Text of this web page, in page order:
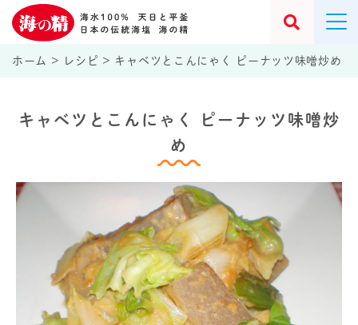
ホーム > レシピ > キャベツとこんにゃく ピーナッツ味噌炒め
キャベツとこんにゃく ピーナッツ味噌炒
め